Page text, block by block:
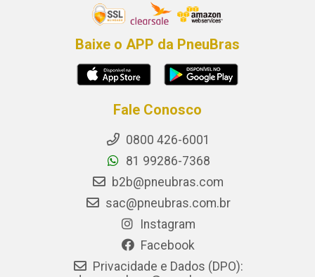
Baixe o APP da PneuBras
Fale Conosco
0800 426-6001
81 99286-7368
b2b@pneubras.com
sac@pneubras.com.br
Instagram
Facebook
Privacidade e Dados (DPO):